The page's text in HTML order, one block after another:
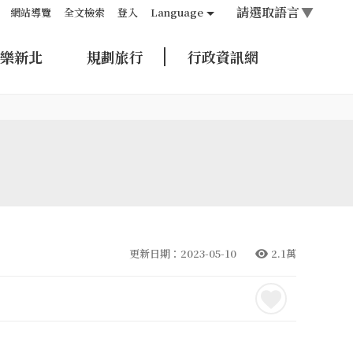
網站導覽 全文檢索 登入 Language 請選取語言▼
新北 規劃旅行 行政資訊網
更新日期：2023-05-10 2.1萬